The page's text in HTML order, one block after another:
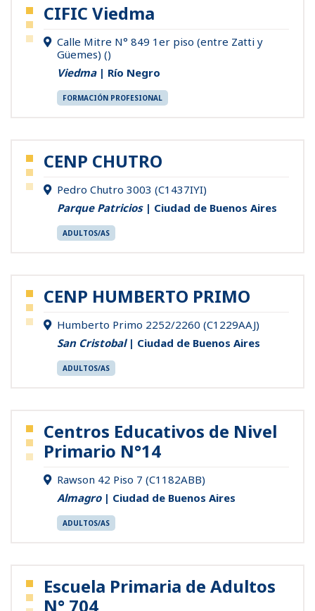
CIFIC Viedma
Calle Mitre N° 849 1er piso (entre Zatti y
Güemes) ()
Viedma| Río Negro
FORMACIÓN PROFESIONAL
CENP CHUTRO
Pedro Chutro 3003 (C1437IYI)
Parque Patricios| Ciudad de Buenos Aires
ADULTOS/AS
CENP HUMBERTO PRIMO
Humberto Primo 2252/2260 (C1229AAJ)
San Cristobal| Ciudad de Buenos Aires
ADULTOS/AS
Centros Educativos de Nivel
Primario N°14
Rawson 42 Piso 7 (C1182ABB)
Almagro| Ciudad de Buenos Aires
ADULTOS/AS
Escuela Primaria de Adultos
N° 704